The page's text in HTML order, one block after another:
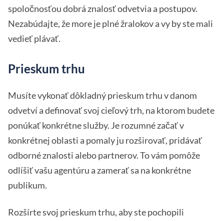
spoločnosťou dobrá znalosť odvetvia a postupov.
Nezabúdajte, že more je plné žralokov a vy by ste mali
vedieť plávať.
Prieskum trhu
Musíte vykonať dôkladný prieskum trhu v danom
odvetví a definovať svoj cieľový trh, na ktorom budete
ponúkať konkrétne služby. Je rozumné začať v
konkrétnej oblasti a pomaly ju rozširovať, pridávať
odborné znalosti alebo partnerov. To vám pomôže
odlíšiť vašu agentúru a zamerať sa na konkrétne
publikum.
Rozšírte svoj prieskum trhu, aby ste pochopili